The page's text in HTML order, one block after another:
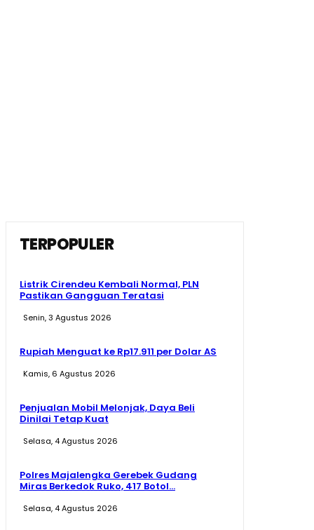
TERPOPULER
Listrik Cirendeu Kembali Normal, PLN
Pastikan Gangguan Teratasi
Senin, 3 Agustus 2026
Rupiah Menguat ke Rp17.911 per Dolar AS
Kamis, 6 Agustus 2026
Penjualan Mobil Melonjak, Daya Beli
Dinilai Tetap Kuat
Selasa, 4 Agustus 2026
Polres Majalengka Gerebek Gudang
Miras Berkedok Ruko, 417 Botol...
Selasa, 4 Agustus 2026